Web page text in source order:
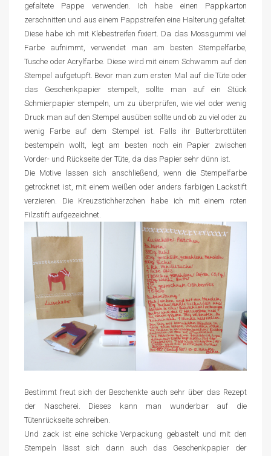
gefaltete Pappe verwenden. Ich habe einen Pappkarton
zerschnitten und aus einem Pappstreifen eine Halterung gefaltet.
Diese habe ich mit Klebestreifen fixiert. Da das Mossgummi viel
Farbe aufnimmt, verwendet man am besten Stempelfarbe,
Tusche oder Acrylfarbe. Diese wird mit einem Schwamm auf den
Stempel aufgetupft. Bevor man zum ersten Mal auf die Tüte oder
das Geschenkpapier stempelt, sollte man auf ein Stück
Schmierpapier stempeln, um zu überprüfen, wie viel oder wenig
Druck man auf den Stempel ausüben sollte und ob zu viel oder zu
wenig Farbe auf dem Stempel ist. Falls ihr Butterbrottüten
bestempeln wollt, legt am besten noch ein Papier zwischen
Vorder- und Rückseite der Tüte, da das Papier sehr dünn ist.
Die Motive lassen sich anschließend, wenn die Stempelfarbe
getrocknet ist, mit einem weißen oder anders farbigen Lackstift
verzieren. Die Kreuzstichherzchen habe ich mit einem roten
Filzstift aufgezeichnet.
Bestimmt freut sich der Beschenkte auch sehr über das Rezept
der Nascherei. Dieses kann man wunderbar auf die
Tütenrückseite schreiben.
Und zack ist eine schicke Verpackung gebastelt und mit den
Stempeln lässt sich dann auch das Geschenkpapier der